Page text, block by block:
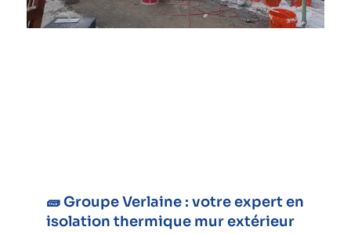
🧱 Groupe Verlaine : votre expert en
isolation thermique mur extérieur